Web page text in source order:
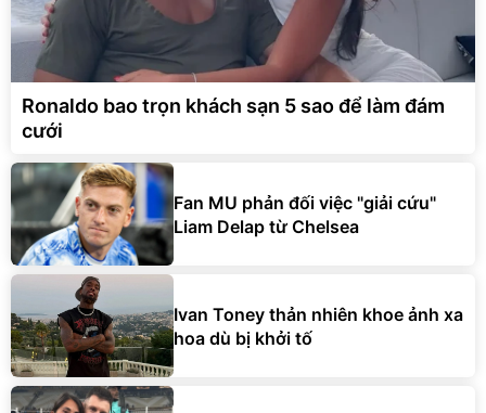
Ronaldo bao trọn khách sạn 5 sao để làm đám
cưới
Fan MU phản đối việc "giải cứu"
Liam Delap từ Chelsea
Ivan Toney thản nhiên khoe ảnh xa
hoa dù bị khởi tố